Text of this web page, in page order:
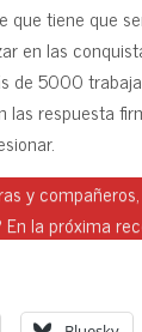
que tiene que
en las
de 5000
las respuesta
y
la próxima